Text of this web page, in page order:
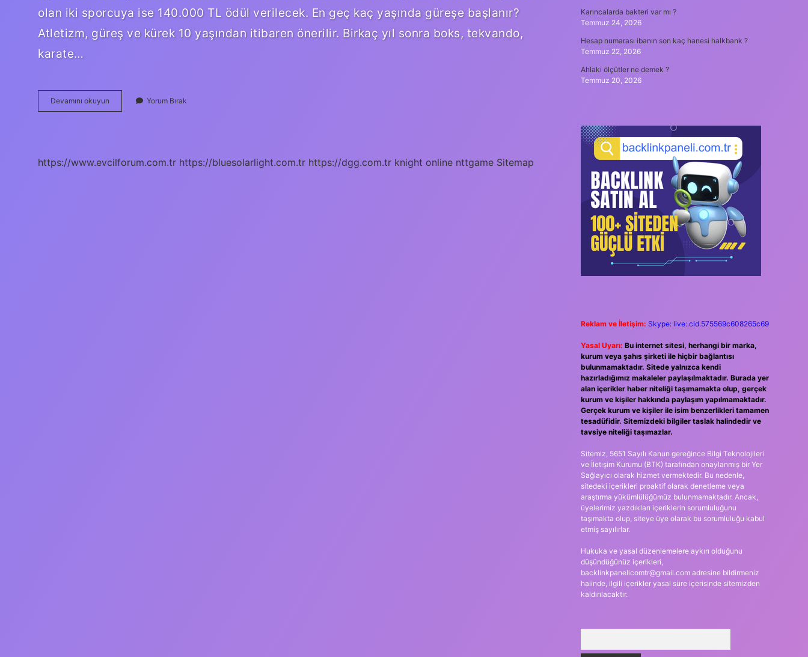
olan iki sporcuya ise 140.000 TL ödül verilecek. En geç kaç yaşında güreşe başlanır?
Atletizm, güreş ve kürek 10 yaşından itibaren önerilir. Birkaç yıl sonra boks, tekvando,
karate…
Devamını okuyun Pehlivan
Nasıl
Yorum Bırak
https://www.evcilforum.com.tr https://bluesolarlight.com.tr https://dgg.com.tr knight online nttgame Sitemap
Karıncalarda bakteri var mı ?
Temmuz 24, 2026
Hesap numarası ibanın son kaç hanesi halkbank ?
Temmuz 22, 2026
Ahlaki ölçütler ne demek ?
Temmuz 20, 2026
Reklam ve İletişim: Skype: live:.cid.575569c608265c69
Yasal Uyarı: Bu internet sitesi, herhangi bir marka,
kurum veya şahıs şirketi ile hiçbir bağlantısı
bulunmamaktadır. Sitede yalnızca kendi
hazırladığımız makaleler paylaşılmaktadır. Burada yer
alan içerikler haber niteliği taşımamakta olup, gerçek
kurum ve kişiler hakkında paylaşım yapılmamaktadır.
Gerçek kurum ve kişiler ile isim benzerlikleri tamamen
tesadüfidir. Sitemizdeki bilgiler taslak halindedir ve
tavsiye niteliği taşımazlar.
Sitemiz, 5651 Sayılı Kanun gereğince Bilgi Teknolojileri
ve İletişim Kurumu (BTK) tarafından onaylanmış bir Yer
Sağlayıcı olarak hizmet vermektedir. Bu nedenle,
sitedeki içerikleri proaktif olarak denetleme veya
araştırma yükümlülüğümüz bulunmamaktadır. Ancak,
üyelerimiz yazdıkları içeriklerin sorumluluğunu
taşımakta olup, siteye üye olarak bu sorumluluğu kabul
etmiş sayılırlar.
Hukuka ve yasal düzenlemelere aykırı olduğunu
düşündüğünüz içerikleri,
backlinkpanelicomtr@gmail.comadresine bildirmeniz
halinde, ilgili içerikler yasal süre içerisinde sitemizden
kaldırılacaktır.